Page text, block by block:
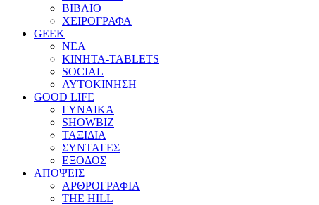
ΒΙΒΛΙΟ
ΧΕΙΡΟΓΡΑΦΑ
GEEK
ΝΕΑ
ΚΙΝΗΤΑ-TABLETS
SOCIAL
ΑΥΤΟΚΙΝΗΣΗ
GOOD LIFE
ΓΥΝΑΙΚΑ
SHOWBIZ
ΤΑΞΙΔΙΑ
ΣΥΝΤΑΓΕΣ
ΕΞΟΔΟΣ
ΑΠΟΨΕΙΣ
ΑΡΘΡΟΓΡΑΦΙΑ
THE HILL